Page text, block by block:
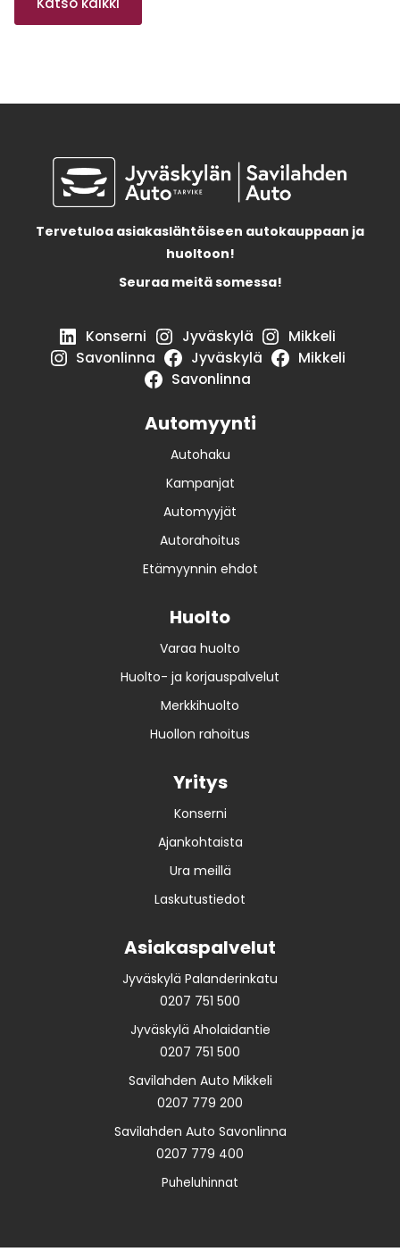
Tervetuloa asiakaslähtöiseen autokauppaan ja
huoltoon!
Seuraa meitä somessa!
Konserni Jyväskylä
Mikkeli
Savonlinna
Jyväskylä
Mikkeli
Savonlinna
Automyynti
Autohaku
Kampanjat
Automyyjät
Autorahoitus
Etämyynnin ehdot
Huolto
Varaa huolto
Huolto- ja korjauspalvelut
Merkkihuolto
Huollon rahoitus
Yritys
Konserni
Ajankohtaista
Ura meillä
Laskutustiedot
Asiakaspalvelut
Jyväskylä Palanderinkatu
0207 751 500
Jyväskylä Aholaidantie
0207 751 500
Savilahden Auto Mikkeli
0207 779 200
Savilahden Auto Savonlinna
0207 779 400
Puheluhinnat